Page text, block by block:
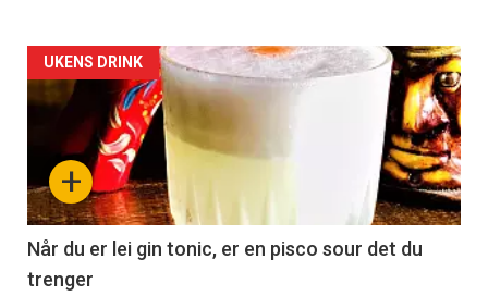
Forsiden
akkurat
nå
-
2
+
UKENS DRINK
Når du er lei gin tonic, er en pisco sour det du
trenger